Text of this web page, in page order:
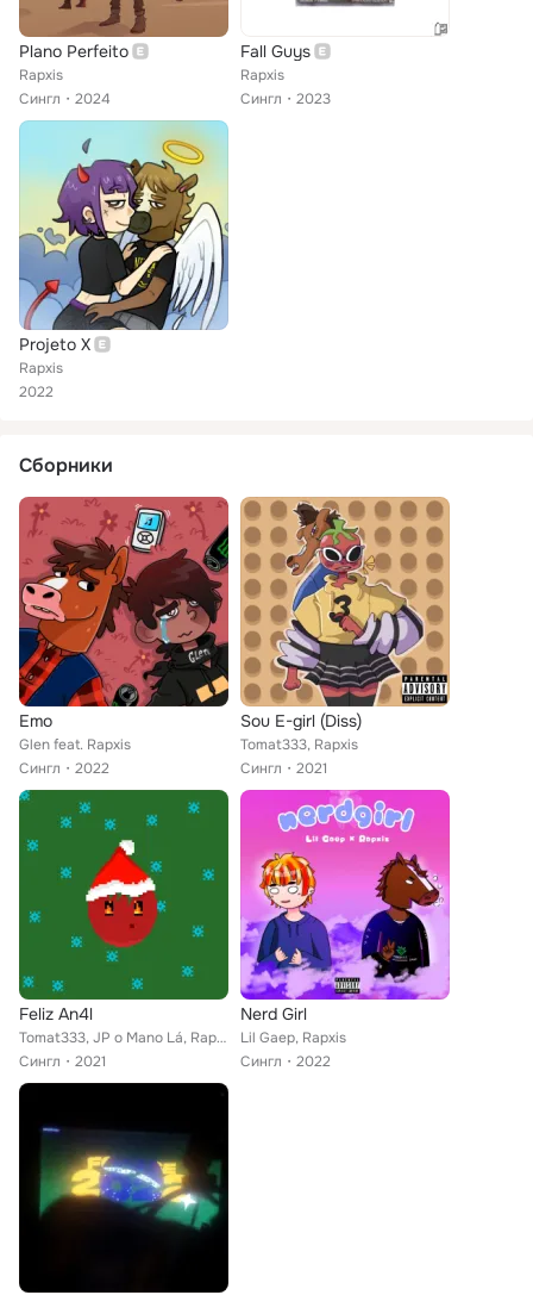
Plano Perfeito
Rapxis
Сингл
2024
Fall Guys
Rapxis
Сингл
2023
Projeto X
Rapxis
2022
Сборники
Emo
Glen feat. Rapxis
Сингл
2022
Sou E-girl (Diss)
Tomat333, Rapxis
Сингл
2021
Feliz An4l
Tomat333, JP o Mano Lá, Rapxis
Сингл
2021
Nerd Girl
Lil Gaep, Rapxis
Сингл
2022